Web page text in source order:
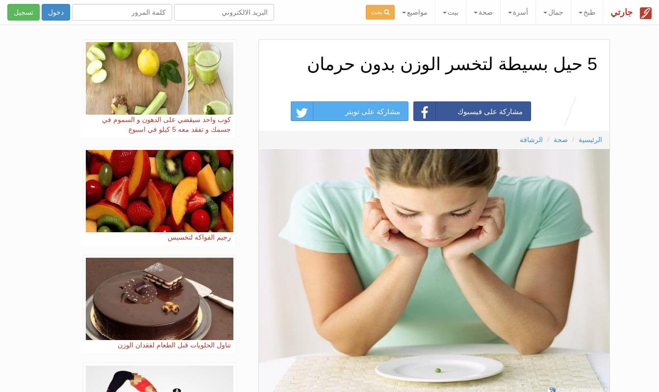
جارتي طبخ جمال أسرة صحة بيت مواضيع بحث تسجيل
5 حيل بسيطة لتخسر الوزن بدون حرمان
مشاركة على فيسبوك مشاركة على تويتر
الرئيسية صحة الرشاقة
كوب واحد سيقضي على الدهون و السموم في
جسمك و تفقد معه 5 كيلو في اسبوع
رجيم الفواكه لتخسيس
تناول الحلويات قبل الطعام لفقدان الوزن